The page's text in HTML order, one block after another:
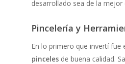
desarrollado sea de la mejor
Pincelería y
En lo primero que invertí fue
pinceles de buena calidad.